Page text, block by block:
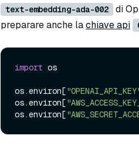
text-embedding-ada-002
di
preparare anche lachiave api
import os
os.environ[
os.environ[
os.environ[